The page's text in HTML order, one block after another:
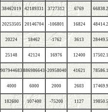
38462019 42189331 3727312 6769
20253505 20146704 -106801 16824
20224 18462 -1762 3613
25148 42124 16976 12400
907944683 886986643 -20958040 41621
4000 6000 2000 2603
182600 107400 -75200 1127